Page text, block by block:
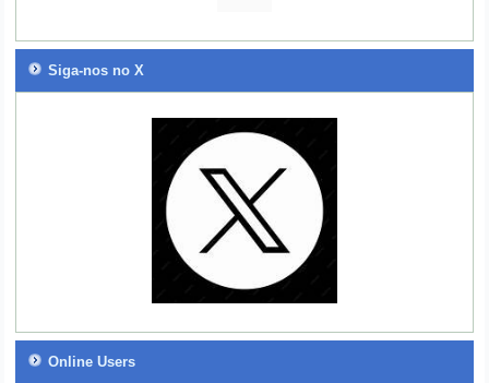
Siga-nos no X
Online Users